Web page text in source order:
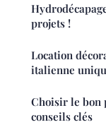
projets !
Location
italienne
Choisir le bon
conseils clés